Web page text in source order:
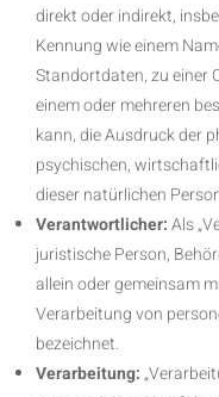
direkt oder indirekt,
Kennung wie einem
Standortdaten, zu einer
einem oder mehreren
kann, die Ausdruck der
psychischen,
dieser natürlichen
Verantwortlicher:Als
juristische Person,
allein oder gemeinsam
Verarbeitung von
bezeichnet.
Verarbeitung: